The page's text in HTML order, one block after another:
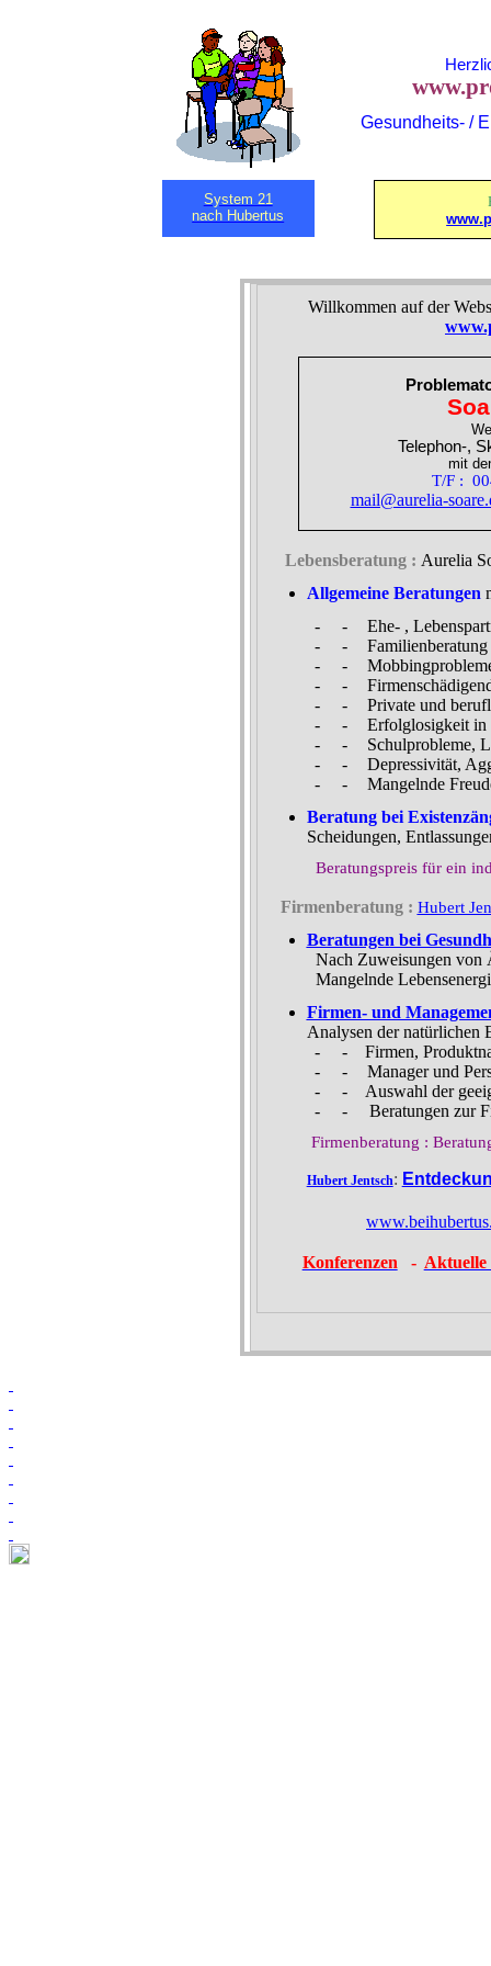
Gesundheits- /
System 21
nach Hubertus
Willkommen auf der
Telephon-,
mit
T/F :
mail@aurelia-
Lebensberatung : Aurelia
Allgemeine Beratungen
-
-
Ehe- ,
-
-
-
-
-
-
-
-
Private und
-
-
Erfolglosigkeit in
-
-
Schulprobleme,
-
-
Depressivität,
-
-
Mangelnde
Beratung bei
Scheidungen,
Beratungspreis für ein
Firmenberatung : Hubert
Beratungen bei
Nach Zuweisungen von
Mangelnde
Firmen- und
Analysen der natürlichen
-
- Firmen,
-
-
Manager und
-
-
Auswahl der
-
- Beratungen zur
Firmenberatung :
Hubert Jentsch:
Konferenzen - Aktuelle